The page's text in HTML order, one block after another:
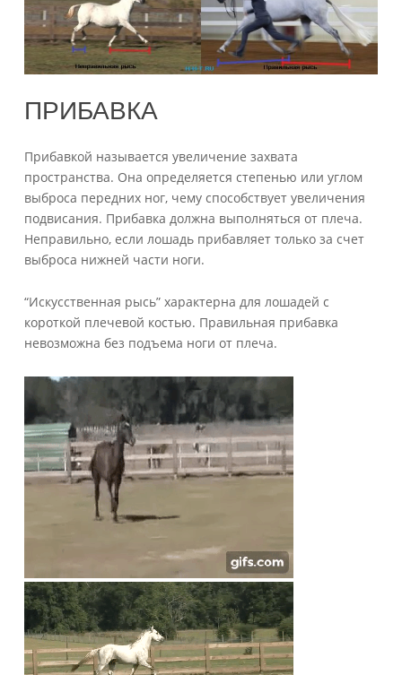
ПРИБАВКА
Прибавкой называется увеличение захвата
пространства. Она определяется степенью или углом
выброса передних ног, чему способствует увеличения
подвисания. Прибавка должна выполняться от плеча.
Неправильно, если лошадь прибавляет только за счет
выброса нижней части ноги.
“Искусственная рысь” характерна для лошадей с
короткой плечевой костью. Правильная прибавка
невозможна без подъема ноги от плеча.